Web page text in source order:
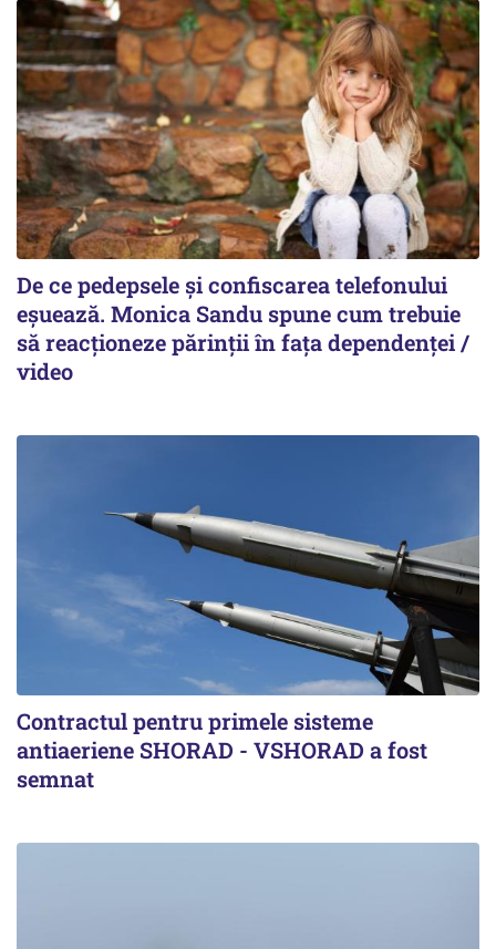
De ce pedepsele și confiscarea telefonului
eșuează. Monica Sandu spune cum trebuie
să reacționeze părinții în fața dependenței /
video
Contractul pentru primele sisteme
antiaeriene SHORAD - VSHORAD a fost
semnat